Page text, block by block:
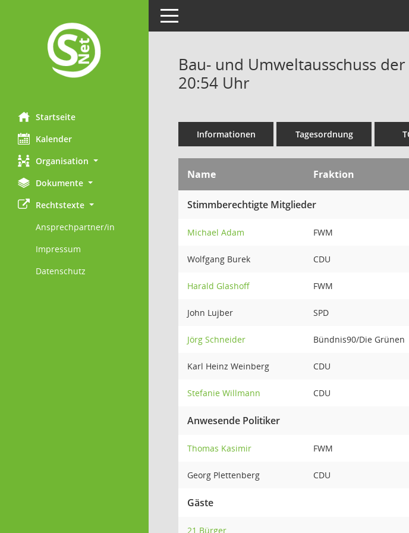
Startseite
Kalender
Organisation
Dokumente
Rechtstexte
Ansprechpartner/in
Impressum
Datenschutz
Toggle navigation
Bau- und Umweltausschuss
20:54 Uhr
Informationen Tagesordnung
Name Fraktion
Stimmberechtigte Mitglieder
Michael Adam FWM
Wolfgang Burek CDU
Harald Glashoff FWM
John Lujber SPD
Jörg Schneider Bündnis90/Die Grünen
Karl Heinz Weinberg CDU
Stefanie Willmann CDU
Anwesende Politiker
Thomas Kasimir FWM
Georg Plettenberg CDU
Gäste
21 Bürger